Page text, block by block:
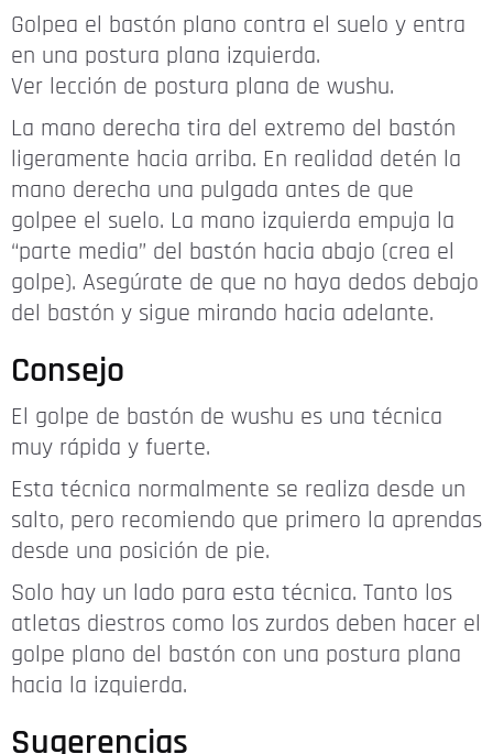
Golpea el bastón plano contra el suelo y entra
en una postura plana izquierda.
Ver lección de postura plana de wushu.
La mano derecha tira del extremo del bastón
ligeramente hacia arriba. En realidad detén la
mano derecha una pulgada antes de que
golpee el suelo. La mano izquierda empuja la
“parte media” del bastón hacia abajo (crea el
golpe). Asegúrate de que no haya dedos debajo
del bastón y sigue mirando hacia adelante.
Consejo
El golpe de bastón de wushu es una técnica
muy rápida y fuerte.
Esta técnica normalmente se realiza desde un
salto, pero recomiendo que primero la aprendas
desde una posición de pie.
Solo hay un lado para esta técnica. Tanto los
atletas diestros como los zurdos deben hacer el
golpe plano del bastón con una postura plana
hacia la izquierda.
Sugerencias